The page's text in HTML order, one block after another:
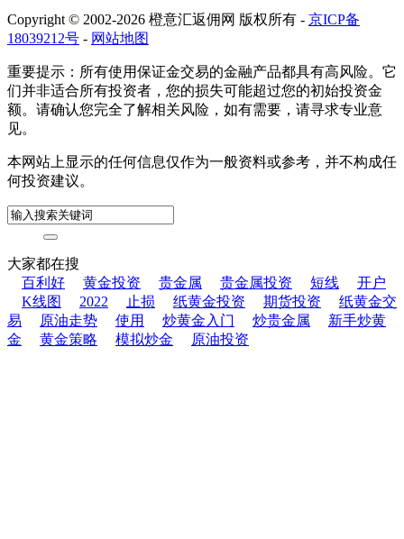
Copyright © 2002-2026 橙意汇返佣网 版权所有 - 京ICP备
18039212号 - 网站地图
重要提示：所有使用保证金交易的金融产品都具有高风险。它
们并非适合所有投资者，您的损失可能超过您的初始投资金
额。请确认您完全了解相关风险，如有需要，请寻求专业意
见。
本网站上显示的任何信息仅作为一般资料或参考，并不构成任
何投资建议。
大家都在搜
百利好
黄金投资 贵金属 贵金属投资 短线
开户
K线图
2022 止损 纸黄金投资 期货投资
纸黄金交
易
原油走势 使用 炒黄金入门 炒贵金属
新手炒黄
金
黄金策略 模拟炒金 原油投资